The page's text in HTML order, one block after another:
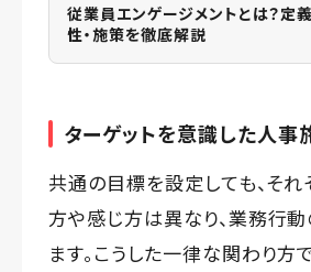
従業員エンゲージメントとは？定
性・施策を徹底解説
ターゲットを意識した人事
共通の目標を設定しても、そ
方や感じ方は異なり、業務行
ます。こうした一律な関わり方